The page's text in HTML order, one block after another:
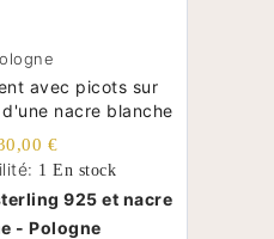
avec picots sur
nacre blanche
€
1 En stock
925 et nacre
- Pologne